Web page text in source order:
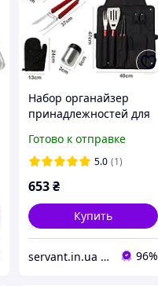
Набор органайзер
принадлежностей для
7 в 1
Готово к отправке
5.0 (1)
653 ₴
Купить
servant.in.ua інтернет магазин господарчих товарів 96%